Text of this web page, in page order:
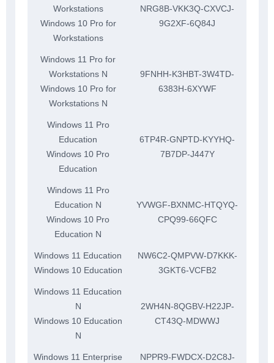
Workstations
Windows 10 Pro for
Workstations
NRG8B-VKK3Q-CXVCJ-
9G2XF-6Q84J
Windows 11 Pro for
Workstations N
Windows 10 Pro for
Workstations N
9FNHH-K3HBT-3W4TD-
6383H-6XYWF
Windows 11 Pro
Education
Windows 10 Pro
Education
6TP4R-GNPTD-KYYHQ-
7B7DP-J447Y
Windows 11 Pro
Education N
Windows 10 Pro
Education N
YVWGF-BXNMC-HTQYQ-
CPQ99-66QFC
Windows 11 Education
Windows 10 Education
NW6C2-QMPVW-D7KKK-
3GKT6-VCFB2
Windows 11 Education
N
Windows 10 Education
N
2WH4N-8QGBV-H22JP-
CT43Q-MDWWJ
Windows 11 Enterprise
NPPR9-FWDCX-D2C8J-